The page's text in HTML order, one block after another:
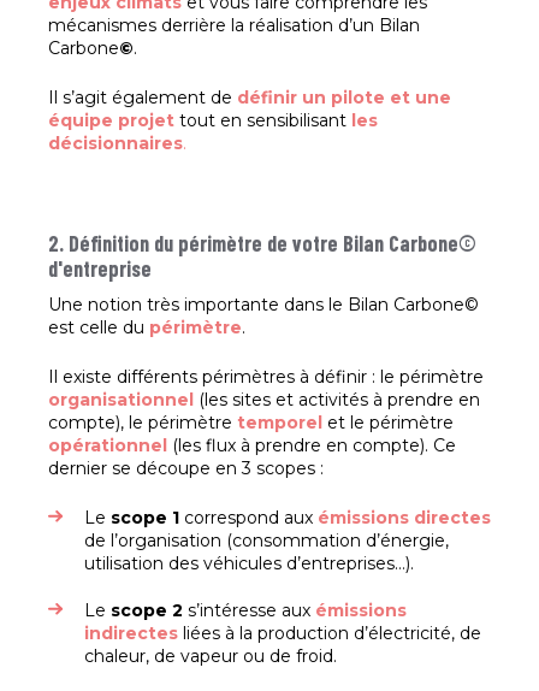
mécanismes derrière la réalisation d’un Bilan
Carbone©.
Il s’agit également de définir un pilote et une
équipe projet tout en sensibilisant les
décisionnaires.
2. Définition du périmètre de votre Bilan Carbone©
d'entreprise
Une notion très importante dans le Bilan Carbone©
est celle du périmètre.
Il existe différents périmètres à définir : le périmètre
organisationnel (les sites et activités à prendre en
compte), le périmètre temporel et le périmètre
opérationnel (les flux à prendre en compte). Ce
dernier se découpe en 3 scopes :
Le scope 1 correspond aux émissions directes
de l’organisation (consommation d’énergie,
utilisation des véhicules d’entreprises…).
Le scope 2 s’intéresse aux émissions
indirectes liées à la production d’électricité, de
chaleur, de vapeur ou de froid.